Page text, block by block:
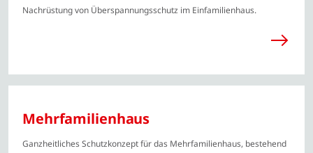
Nachrüstung von Überspannungsschutz im Einfamilienhaus.
Mehrfamilienhaus
Ganzheitliches Schutzkonzept für das Mehrfamilienhaus, bestehend